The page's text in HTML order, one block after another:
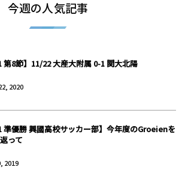
今週の人気記事
第8節】11/22 大産大附属 0-1 関大北陽
2020
準優勝 興國高校サッカー部】今年度のGroeienを
って
2019